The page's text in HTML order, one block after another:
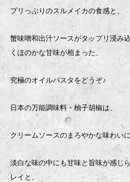
プリっぷりのスルメイカの食感と、
蟹味噌和出汁ソースがタップリ浸み
くほのかな甘味が相まった、
究極のオイルパスタをどうぞ♪
日本の万能調味料・柚子胡椒は、
クリームソースのまろやかな味わい
淡白な味の中にも甘味と旨味が感じ
レイと、